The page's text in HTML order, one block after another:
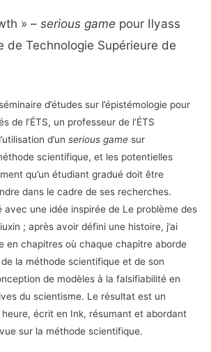
» – serious game pour Ilyass
de Technologie Supérieure de
d’études sur l’épistémologie pour
de l’ÉTS, un professeur de l’ÉTS
d’un serious game sur
scientifique, et les potentielles
qu’un étudiant gradué doit être
dans le cadre de ses recherches.
avec une idée inspirée de Le problème des
; après avoir défini une histoire, j’ai
en chapitres où chaque chapitre aborde
la méthode scientifique et de son
de modèles à la falsifiabilité en
du scientisme. Le résultat est un
heure, écrit en Ink, résumant et abordant
sur la méthode scientifique.